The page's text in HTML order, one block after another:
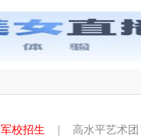
军校招生 高水平艺术团